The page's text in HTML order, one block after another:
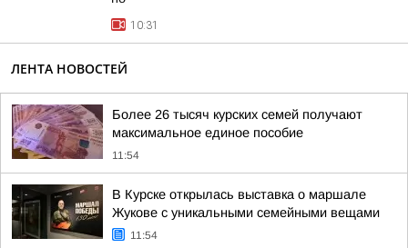
10:31
ЛЕНТА НОВОСТЕЙ
Более 26 тысяч курских семей получают
максимальное единое пособие
11:54
В Курске открылась выставка о маршале
Жукове с уникальными семейными вещами
11:54